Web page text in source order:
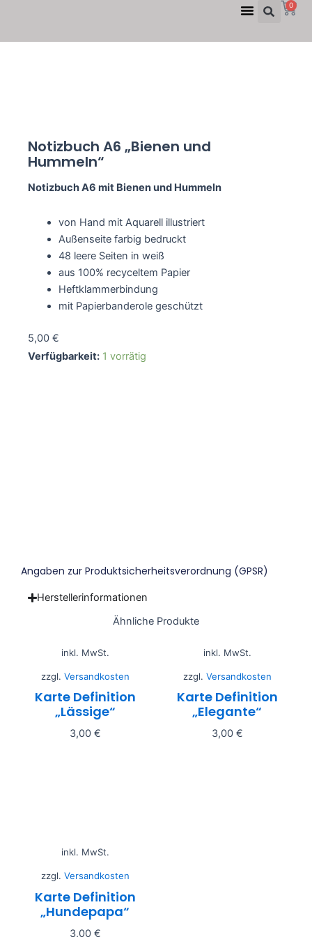
springen
Menü 0
Notizbuch A6 „Bienen und
Hummeln“
Notizbuch A6 mit Bienen und Hummeln
von Hand mit Aquarell illustriert
Außenseite farbig bedruckt
48 leere Seiten in weiß
aus 100% recyceltem Papier
Heftklammerbindung
mit Papierbanderole geschützt
5,00 €
Verfügbarkeit: 1 vorrätig
Notizbuch
Angaben zur Produktsicherheitsverordnung (GPSR)
Herstellerinformationen
Ähnliche Produkte
inkl. MwSt.
zzgl. Versandkosten
Karte Definition
„Lässige“
3,00 €
inkl. MwSt.
zzgl. Versandkosten
Karte Definition
„Elegante“
3,00 €
inkl. MwSt.
zzgl. Versandkosten
Karte Definition
„Hundepapa“
3,00 €